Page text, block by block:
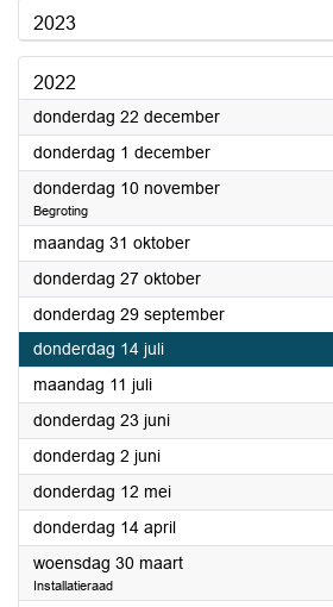
2023
2022
donderdag 22 december2022
donderdag 1 december2022
donderdag 10 november2022
Begroting
maandag 31 oktober2022
donderdag 27 oktober2022
donderdag 29 september2022
donderdag 14 juli2022
maandag 11 juli2022
donderdag 23 juni2022
donderdag 2 juni2022
donderdag 12 mei2022
donderdag 14 april2022
woensdag 30 maart2022
Installatieraad